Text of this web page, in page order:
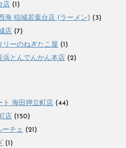
店 (1)
海 稲城若葉台店 (ラーメン) (3)
店 (7)
リーのねぎたこ屋 (1)
浜とんでんかん本店 (2)
ト 海田押立町店 (44)
店 (150)
チェ (21)
(1)